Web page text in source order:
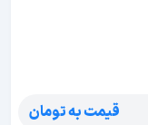
قیمت به تومان